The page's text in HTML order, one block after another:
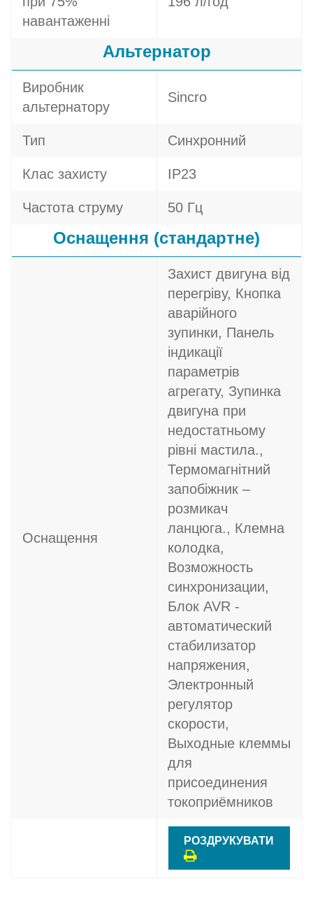
навантаженні
Альтернатор
Виробник
альтернатору
Sincro
Тип Синхронний
Клас захисту IP23
Частота струму 50 Гц
Оснащення (стандартне)
Оснащення
Захист двигуна від
перегріву, Кнопка
аварійного
зупинки, Панель
індикації
параметрів
агрегату, Зупинка
двигуна при
недостатньому
рівні мастила.,
Термомагнітний
запобіжник –
розмикач
ланцюга., Клемна
колодка,
Возможность
синхронизации,
Блок AVR -
автоматический
стабилизатор
напряжения,
Электронный
регулятор
скорости,
Выходные клеммы
для
присоединения
токоприёмников
РОЗДРУКУВАТИ